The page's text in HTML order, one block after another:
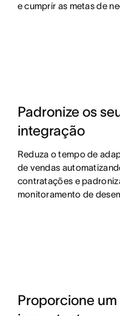
e cumprir as metas de
Padronize os
integração
Reduza o tempo de
de vendas
contratações e
monitoramento de
Proporcione